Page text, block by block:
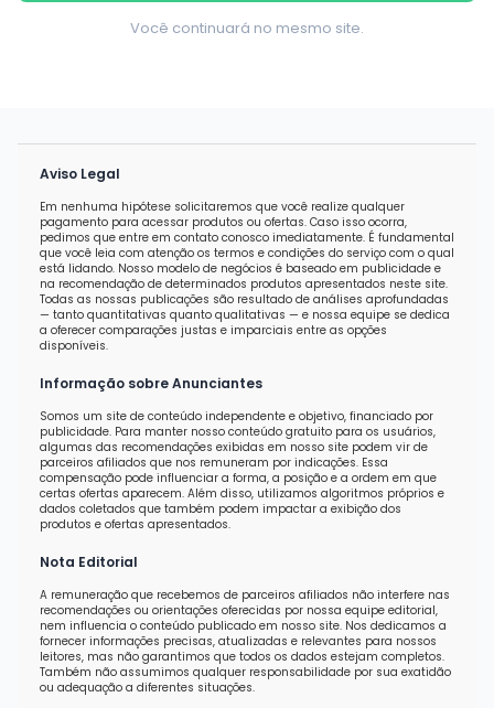
Você continuará no mesmo site.
Aviso Legal
Em nenhuma hipótese solicitaremos que você realize qualquer
pagamento para acessar produtos ou ofertas. Caso isso ocorra,
pedimos que entre em contato conosco imediatamente. É fundamental
que você leia com atenção os termos e condições do serviço com o qual
está lidando. Nosso modelo de negócios é baseado em publicidade e
na recomendação de determinados produtos apresentados neste site.
Todas as nossas publicações são resultado de análises aprofundadas
— tanto quantitativas quanto qualitativas — e nossa equipe se dedica
a oferecer comparações justas e imparciais entre as opções
disponíveis.
Informação sobre Anunciantes
Somos um site de conteúdo independente e objetivo, financiado por
publicidade. Para manter nosso conteúdo gratuito para os usuários,
algumas das recomendações exibidas em nosso site podem vir de
parceiros afiliados que nos remuneram por indicações. Essa
compensação pode influenciar a forma, a posição e a ordem em que
certas ofertas aparecem. Além disso, utilizamos algoritmos próprios e
dados coletados que também podem impactar a exibição dos
produtos e ofertas apresentados.
Nota Editorial
A remuneração que recebemos de parceiros afiliados não interfere nas
recomendações ou orientações oferecidas por nossa equipe editorial,
nem influencia o conteúdo publicado em nosso site. Nos dedicamos a
fornecer informações precisas, atualizadas e relevantes para nossos
leitores, mas não garantimos que todos os dados estejam completos.
Também não assumimos qualquer responsabilidade por sua exatidão
ou adequação a diferentes situações.